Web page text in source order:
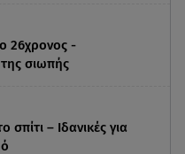
26χρονος -
σιωπής
σπίτι – Ιδανικές για